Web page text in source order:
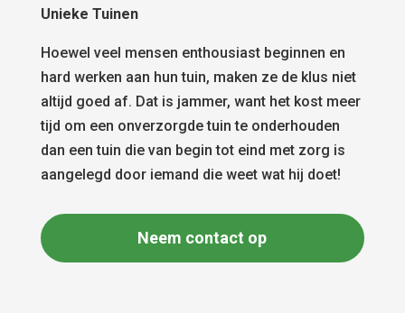
Unieke Tuinen
Hoewel veel mensen enthousiast beginnen en
hard werken aan hun tuin, maken ze de klus niet
altijd goed af. Dat is jammer, want het kost meer
tijd om een onverzorgde tuin te onderhouden
dan een tuin die van begin tot eind met zorg is
aangelegd door iemand die weet wat hij doet!
Neem contact op